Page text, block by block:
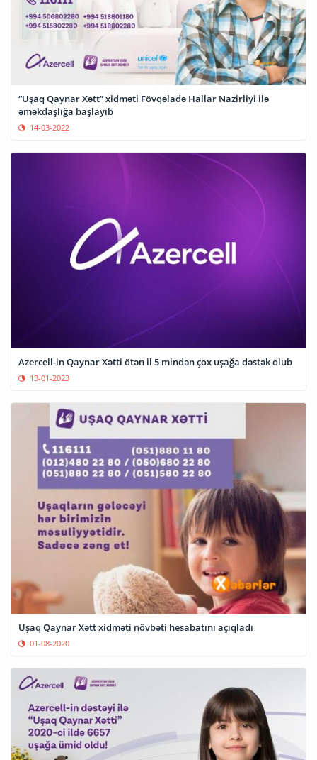
“Uşaq Qaynar Xətt” xidməti Fövqəladə Hallar Nazirliyi ilə
əməkdaşlığa başlayıb
14-03-2022
Azercell-in Qaynar Xətti ötən il 5 mindən çox uşağa dəstək olub
13-01-2023
Uşaq Qaynar Xətt xidməti növbəti hesabatını açıqladı
01-08-2020